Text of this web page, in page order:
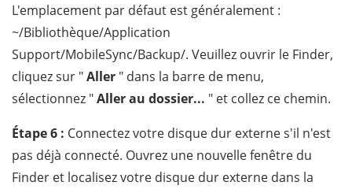
L'emplacement par défaut est généralement :
~/Bibliothèque/Application
Support/MobileSync/Backup/. Veuillez ouvrir le Finder,
cliquez sur "Aller " dans la barre de menu,
sélectionnez "Aller au dossier... " et collez ce chemin.
Étape 6 : Connectez votre disque dur externe s'il n'est
pas déjà connecté. Ouvrez une nouvelle fenêtre du
Finder et localisez votre disque dur externe dans la